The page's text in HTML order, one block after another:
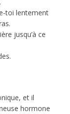
toi lentement
jusqu’à ce
et il
hormone